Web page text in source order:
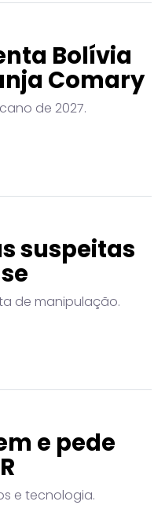
Bolívia
Comary
de 2027.
suspeitas
de manipulação.
e pede
e tecnologia.